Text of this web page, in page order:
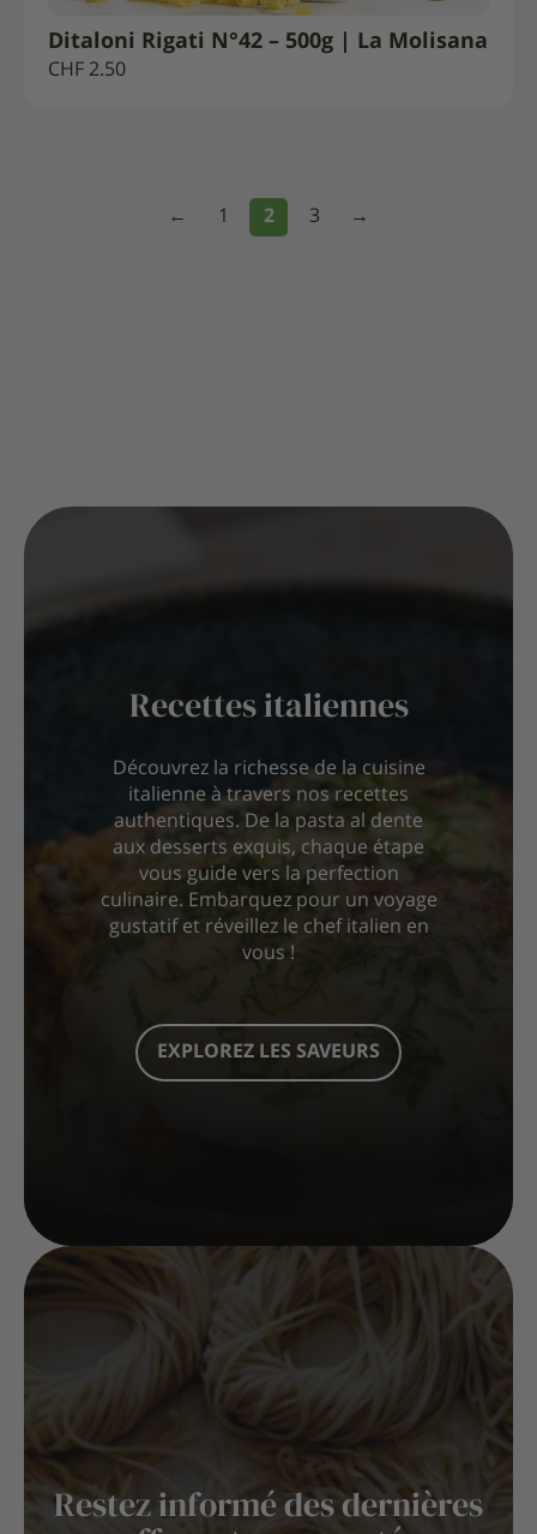
Ditaloni Rigati N°42 – 500g | La Molisana
CHF 2.50
← 1 2 3 →
Recettes italiennes
Découvrez la richesse de la cuisine
italienne à travers nos recettes
authentiques. De la pasta al dente
aux desserts exquis, chaque étape
vous guide vers la perfection
culinaire. Embarquez pour un voyage
gustatif et réveillez le chef italien en
vous !
EXPLOREZ LES SAVEURS
Restez informé des dernières